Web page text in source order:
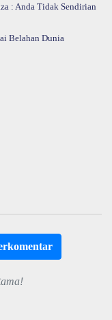
: Anda Tidak Sendirian
Belahan Dunia